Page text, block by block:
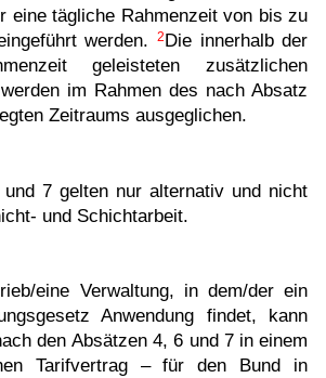
eine tägliche Rahmenzeit von bis zu
werden.2 Die innerhalb der
geleisteten zusätzlichen
im Rahmen des nach Absatz
Zeitraums ausgeglichen.
7 gelten nur alternativ und nicht
und Schichtarbeit.
eine Verwaltung, in dem/der ein
Anwendung findet, kann
den Absätzen 4, 6 und 7 in einem
Tarifvertrag – für den Bund in